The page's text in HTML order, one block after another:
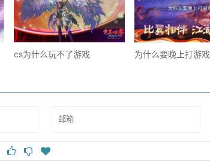
cs为什么玩不了游戏 为什么要晚上打游戏